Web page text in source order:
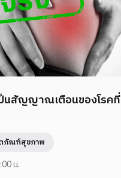
นสัญญาณเตือนของโรคที่
ภัณฑ์สุขภาพ
น.